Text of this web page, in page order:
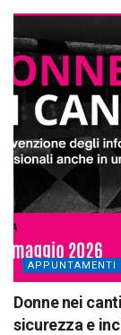
APPUNTAMENTI
Donne nei
sicurezza e